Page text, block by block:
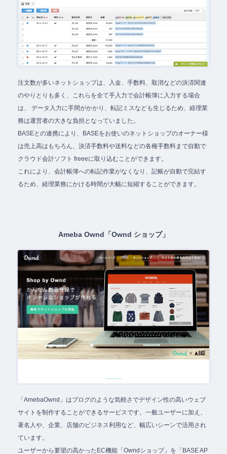
注文数が多いネットショップは、入金、手数料、取消などの決済関連
のやりとりも多く、これらを全て手入力で会計帳簿に入力する場合
は、 データ入力に手間がかかり、転記ミスなども生じるため、経理業
務は運営者の大きな負担となっていました。
BASEとの連携により、BASEをお使いのネットショップのオーナー様
は売上高はもちろん、決済手数料や送料などの各種手数料まで自動で
クラウド会計ソフト freeeに取り込むことができます。
これにより、会計帳簿への転記作業がなくなり、記帳が自動で完結す
るため、経理業務にかける時間が大幅に短縮することができます。
Ameba Ownd「Ownd ショップ」
「AmebaOwnd」はブログのような気軽さでデザイン性の高いウェブ
サイトを制作することができるサービスです。一般ユーザーに加え、
著名人や、企業、店舗のビジネス利用など、幅広いシーンで活用され
ています。
ユーザーから要望の高かったEC機能「Owndショップ」を「BASE AP